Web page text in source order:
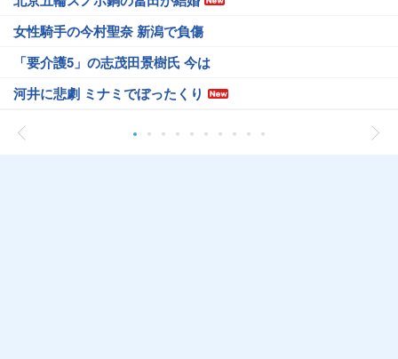
女性騎手の今村聖奈 新潟で負傷
「要介護5」の志茂田景樹氏 今は
河井に悲劇 ミナミでぼったくり